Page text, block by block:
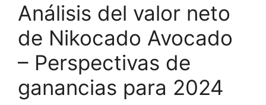
Análisis del valor neto
de Nikocado Avocado
– Perspectivas de
ganancias para 2024